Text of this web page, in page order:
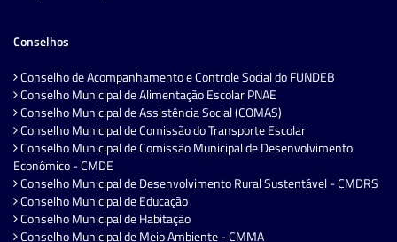
Conselhos
Conselho de Acompanhamento e Controle Social do FUNDEB
Conselho Municipal de Alimentação Escolar PNAE
Conselho Municipal de Assistência Social (COMAS)
Conselho Municipal de Comissão do Transporte Escolar
Conselho Municipal de Comissão Municipal de Desenvolvimento
Econômico - CMDE
Conselho Municipal de Desenvolvimento Rural Sustentável - CMDRS
Conselho Municipal de Educação
Conselho Municipal de Habitação
Conselho Municipal de Meio Ambiente - CMMA